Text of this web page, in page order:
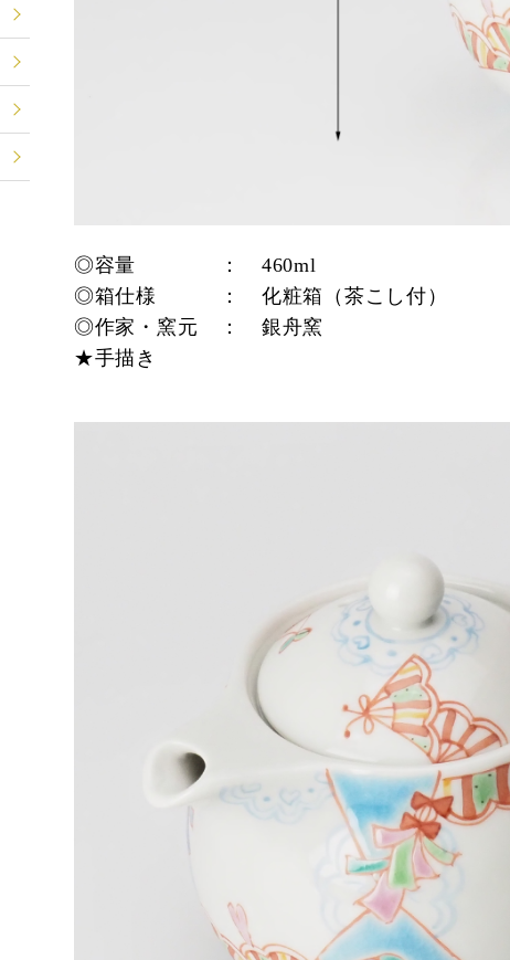
◎容量 ： 460ml
◎箱仕様
： 化粧箱（茶こし付）
◎作家・窯元 ： 銀舟窯
★手描き